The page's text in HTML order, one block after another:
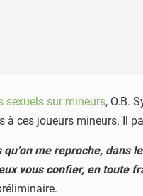
sexuels sur mineurs, O.B.
à ces joueurs mineurs. Il
me reproche, dans
vous confier, en toute